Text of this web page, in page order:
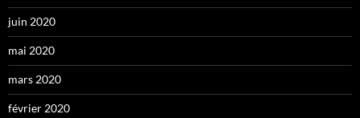
juin 2020
mai 2020
mars 2020
février 2020